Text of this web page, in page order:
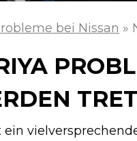
bei Nissan »
ein